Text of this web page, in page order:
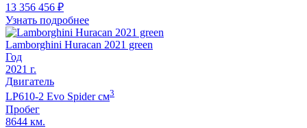
13 356 456 ₽
Узнать подробнее
Lamborghini Huracan 2021 green
Год
2021 г.
Двигатель
LP610-2 Evo Spidercм3
Пробег
8644 км.